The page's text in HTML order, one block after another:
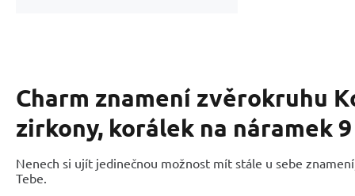
Charm znamení zvěrokruhu
zirkony, korálek na náramek
Nenech si ujít jedinečnou možnost mít stále u sebe
Tebe.